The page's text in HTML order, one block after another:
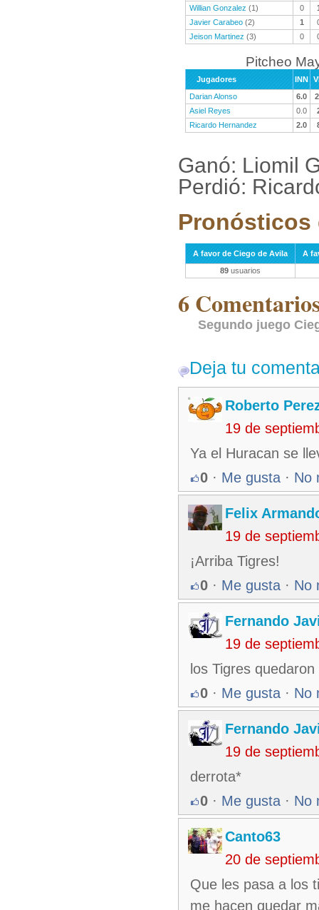
Willian Gonzalez (1) 0
Javier Carabeo (2) 1
Jeison Martinez (3) 0
Pitcheo
Jugadores INN
Darian Alonso
6.0
Asiel Reyes
0.0
Ricardo Hernandez
2.0
Ganó: Liomil
Perdió:
Pronósticos
A favor de Ciego de Avila
A
89 usuarios
6
Segundo juego
Deja tu
Roberto
19 de
Ya el Huracan se
0 · Me gusta · No
Felix
19 de
¡Arriba Tigres!
0 · Me gusta · No
Fernando
19 de
los Tigres
0 · Me gusta · No
Fernando
19 de
derrota*
0 · Me gusta · No
Canto63
20 de
Que les pasa a los
me hacen quedar